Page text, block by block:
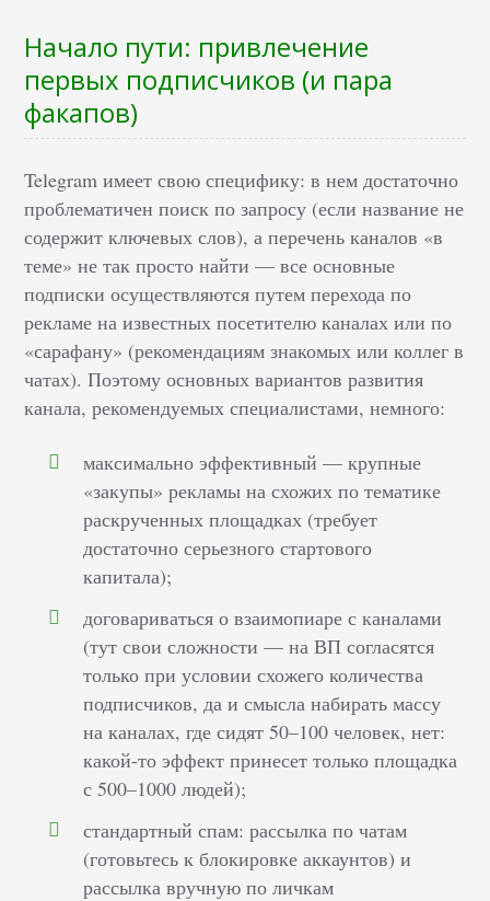
Начало пути: привлечение
первых подписчиков (и пара
факапов)
Telegram имеет свою специфику: в нем достаточно
проблематичен поиск по запросу (если название не
содержит ключевых слов), а перечень каналов «в
теме» не так просто найти — все основные
подписки осуществляются путем перехода по
рекламе на известных посетителю каналах или по
«сарафану» (рекомендациям знакомых или коллег в
чатах). Поэтому основных вариантов развития
канала, рекомендуемых специалистами, немного:
максимально эффективный — крупные
«закупы» рекламы на схожих по тематике
раскрученных площадках (требует
достаточно серьезного стартового
капитала);
договариваться о взаимопиаре с каналами
(тут свои сложности — на ВП согласятся
только при условии схожего количества
подписчиков, да и смысла набирать массу
на каналах, где сидят 50–100 человек, нет:
какой-то эффект принесет только площадка
с 500–1000 людей);
стандартный спам: рассылка по чатам
(готовьтесь к блокировке аккаунтов) и
рассылка вручную по личкам